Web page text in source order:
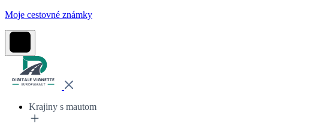
Moje cestovné známky
Krajiny s mautom